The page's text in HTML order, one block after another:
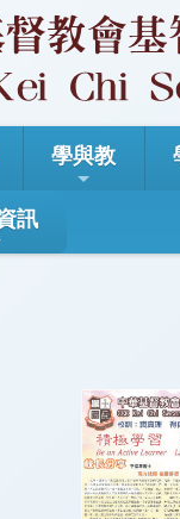
學與教
訊